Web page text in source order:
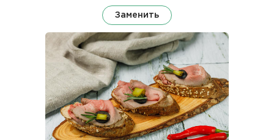
Заменить